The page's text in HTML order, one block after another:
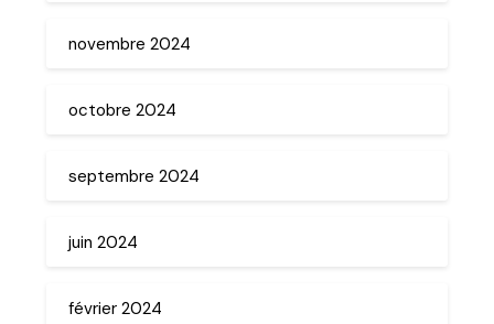
novembre 2024
octobre 2024
septembre 2024
juin 2024
février 2024